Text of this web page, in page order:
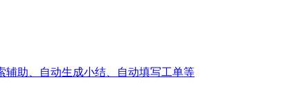
助、自动生成小结、自动填写工单等